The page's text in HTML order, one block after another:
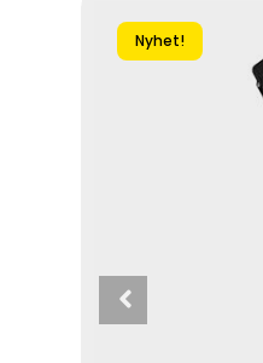
Nyhet!